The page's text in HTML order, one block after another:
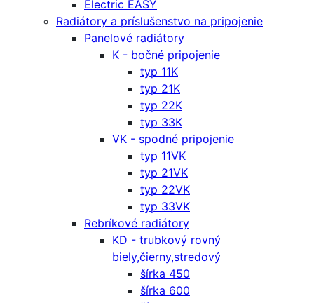
Electric EASY
Radiátory a príslušenstvo na pripojenie
Panelové radiátory
K - bočné pripojenie
typ 11K
typ 21K
typ 22K
typ 33K
VK - spodné pripojenie
typ 11VK
typ 21VK
typ 22VK
typ 33VK
Rebríkové radiátory
KD - trubkový rovný
biely,čierny,stredový
šírka 450
šírka 600